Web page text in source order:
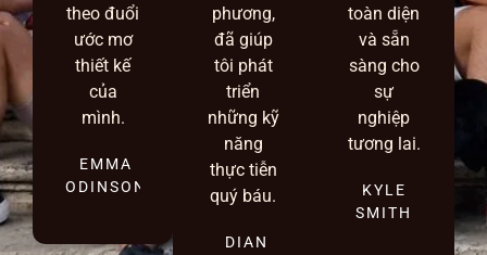
theo đuổi
ước mơ
thiết kế
của
mình.
EMMA
ODINSON
phương,
đã giúp
tôi phát
triển
những kỹ
năng
thực tiễn
quý báu.
DIAN
toàn diện
và sẵn
sàng cho
sự
nghiệp
tương lai.
KYLE
SMITH